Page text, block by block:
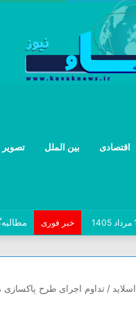
اقتصادی بین الملل تصویر 360
خبر فوری
اسلاید / تداوم اجرای طرح پاکسازی